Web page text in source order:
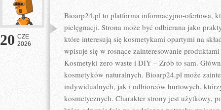
20 CZE
2026
Bioarp24.pl to platforma informacyjno-ofertowa,
pielęgnacji. Strona może być odbierana jako
które interesują się kosmetykami opartymi na
wpisuje się w rosnące zainteresowanie
Kosmetyki zero waste i DIY – Zrób to sam.
kosmetyków naturalnych. Bioarp24.pl może
indywidualnych, jak i odbiorców hurtowych,
kosmetycznych. Charakter strony jest użytkowy,